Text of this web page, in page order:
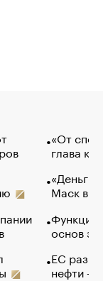
«От
глава
«Деньги
Маск в
Функции
основ
ЕС
нефти —